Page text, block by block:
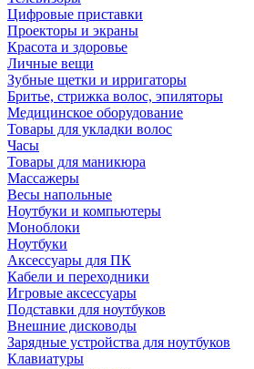
Цифровые приставки
Проекторы и экраны
Красота и здоровье
Личные вещи
Зубные щетки и ирригаторы
Бритье, стрижка волос, эпиляторы
Медицинское оборудование
Товары для укладки волос
Часы
Товары для маникюра
Массажеры
Весы напольные
Ноутбуки и компьютеры
Моноблоки
Ноутбуки
Аксессуары для ПК
Кабели и переходники
Игровые аксессуары
Подставки для ноутбуков
Внешние дисководы
Зарядные устройства для ноутбуков
Клавиатуры